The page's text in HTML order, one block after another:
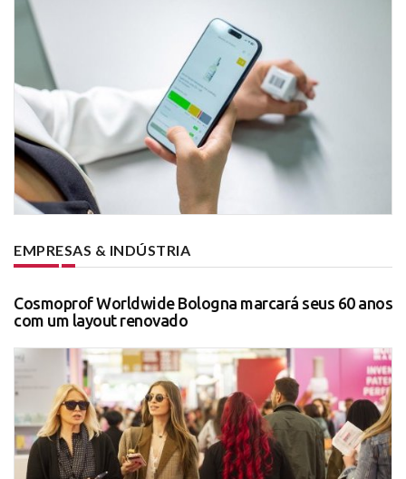
EMPRESAS & INDÚSTRIA
Cosmoprof Worldwide Bologna marcará seus 60 anos
com um layout renovado